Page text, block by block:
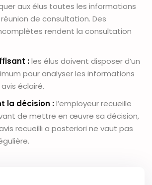
aux élus toutes les informations
de consultation. Des
rendent la consultation
:les élus doivent disposer d’un
pour analyser les informations
éclairé.
la décision :l’employeur recueille
de mettre en œuvre sa décision,
recueilli a posteriori ne vaut pas